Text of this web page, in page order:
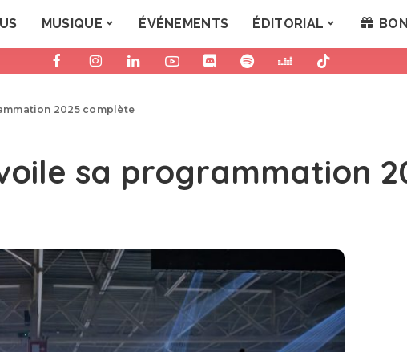
MUSIQUE ÉVÉNEMENTS ÉDITORIAL
2025 complète
sa programmation